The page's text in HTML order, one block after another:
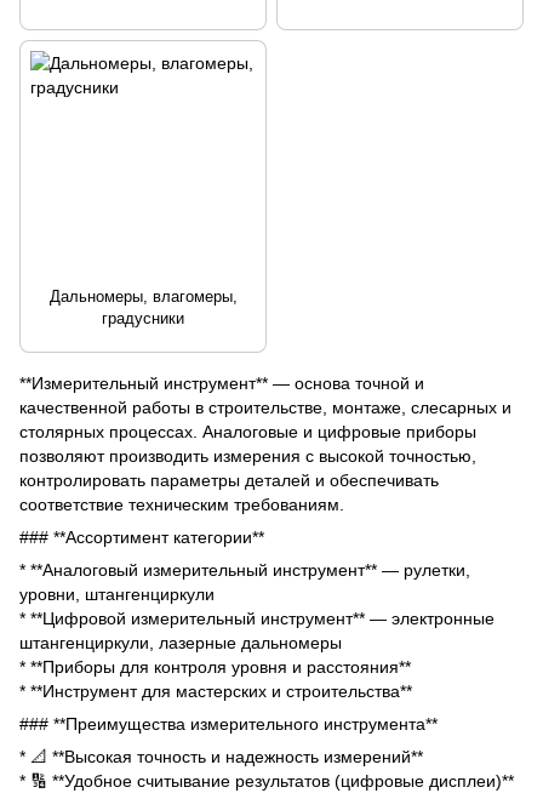
**Измерительный инструмент** — основа точной и
качественной работы в строительстве, монтаже, слесарных и
столярных процессах. Аналоговые и цифровые приборы
позволяют производить измерения с высокой точностью,
контролировать параметры деталей и обеспечивать
соответствие техническим требованиям.
### **Ассортимент категории**
* **Аналоговый измерительный инструмент** — рулетки,
уровни, штангенциркули
* **Цифровой измерительный инструмент** — электронные
штангенциркули, лазерные дальномеры
* **Приборы для контроля уровня и расстояния**
* **Инструмент для мастерских и строительства**
### **Преимущества измерительного инструмента**
* 📐 **Высокая точность и надежность измерений**
* 🔢 **Удобное считывание результатов (цифровые дисплеи)**
Дальномеры, влагомеры,
градусники